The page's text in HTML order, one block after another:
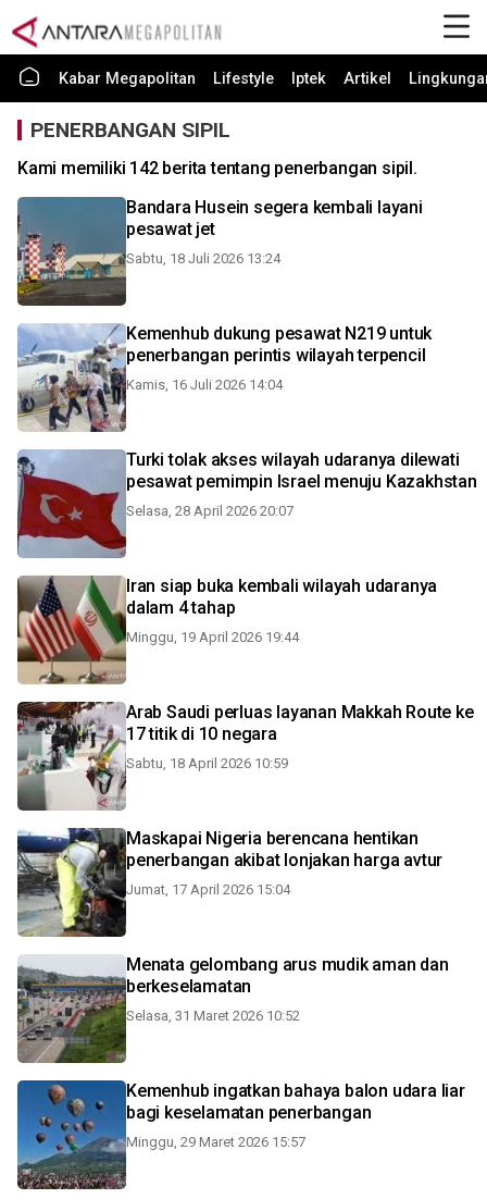
Kabar Megapolitan Lifestyle Iptek Artikel
PENERBANGAN SIPIL
Kami memiliki 142 berita tentang penerbangan sipil.
Bandara Husein segera kembali layani
pesawat jet
Sabtu, 18 Juli 2026 13:24
Kemenhub dukung pesawat N219 untuk
penerbangan perintis wilayah terpencil
Kamis, 16 Juli 2026 14:04
Turki tolak akses wilayah udaranya dilewati
pesawat pemimpin Israel menuju Kazakhstan
Selasa, 28 April 2026 20:07
Iran siap buka kembali wilayah udaranya
dalam 4 tahap
Minggu, 19 April 2026 19:44
Arab Saudi perluas layanan Makkah Route ke
17 titik di 10 negara
Sabtu, 18 April 2026 10:59
Maskapai Nigeria berencana hentikan
penerbangan akibat lonjakan harga avtur
Jumat, 17 April 2026 15:04
Menata gelombang arus mudik aman dan
berkeselamatan
Selasa, 31 Maret 2026 10:52
Kemenhub ingatkan bahaya balon udara liar
bagi keselamatan penerbangan
Minggu, 29 Maret 2026 15:57